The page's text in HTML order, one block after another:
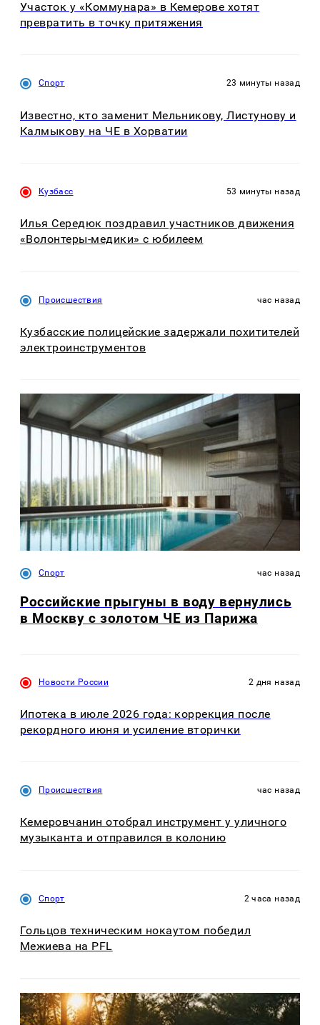
Участок у «Коммунара» в Кемерове хотят
превратить в точку притяжения
Спорт 23 минуты назад
Известно, кто заменит Мельникову, Листунову и
Калмыкову на ЧЕ в Хорватии
Кузбасс 53 минуты назад
Илья Середюк поздравил участников движения
«Волонтеры-медики» с юбилеем
Происшествия час назад
Кузбасские полицейские задержали похитителей
электроинструментов
Спорт час назад
Российские прыгуны в воду вернулись
в Москву с золотом ЧЕ из Парижа
Новости России 2 дня назад
Ипотека в июле 2026 года: коррекция после
рекордного июня и усиление вторички
Происшествия час назад
Кемеровчанин отобрал инструмент у уличного
музыканта и отправился в колонию
Спорт 2 часа назад
Гольцов техническим нокаутом победил
Межиева на PFL